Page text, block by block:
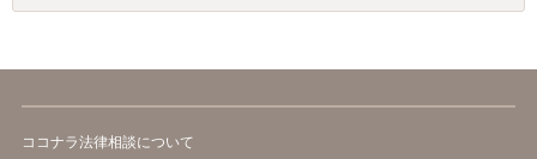
ココナラ法律相談について